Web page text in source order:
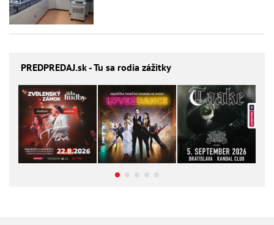
PREDPREDAJ.sk - Tu sa rodia zážitky